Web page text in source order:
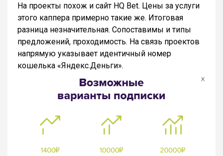
На проекты похож и сайт HQ Bet. Цены за услуги
этого каппера примерно такие же. Итоговая
разница незначительная. Сопоставимы и типы
предложений, проходимость. На связь проектов
напрямую указывает идентичный номер
кошелька «Яндекс.Деньги».